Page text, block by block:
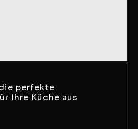
perfekte
Ihre Küche aus